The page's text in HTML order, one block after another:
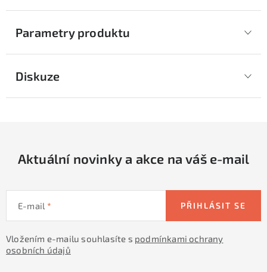
Parametry produktu
Diskuze
Aktuální novinky a akce na váš e-mail
E-mail
Vložením e-mailu souhlasíte s podmínkami ochrany
osobních údajů
PŘIHLÁSIT SE